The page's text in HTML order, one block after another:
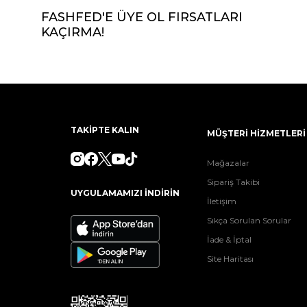
FASHFED'E ÜYE OL FIRSATLARI
KAÇIRMA!
TAKİPTE KALIN
UYGULAMAMIZI İNDİRİN
MÜŞTERİ HİZMETLERİ
Mağazalar
Sipariş Takibi
İletişim
Sıkça Sorulan Sorular
İade & İptal
Site Haritası